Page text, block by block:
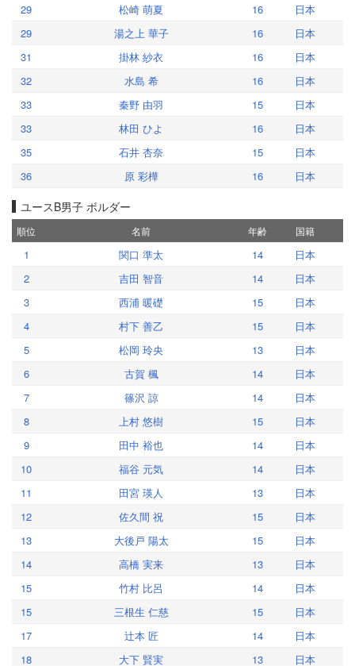
29
松崎 萌夏 16
日本
29
湯之上 華子 16
日本
31
掛林 紗衣 16
日本
32
水島 希 16
日本
33
秦野 由羽 15
日本
33
林田 ひよ 16
日本
35
石井 杏奈 15
日本
36
原 彩樺 16 日本
ユースB男子 ボルダー
順位 名前 年齢 国籍
1 関口 準太 14
日本
2
吉田 智音 14
日本
3
西浦 暖礎 15
日本
4
村下 善乙 15
日本
5
松岡 玲央 13
日本
6
古賀 楓 14
日本
7
篠沢 諒 14
日本
8
上村 悠樹 15
日本
9
田中 裕也 14
日本
10
福谷 元気 14
日本
11
田宮 瑛人 13
日本
12
佐久間 祝 15
日本
13
大後戸 陽太 15
日本
14
高橋 実来 13
日本
15
竹村 比呂 14
日本
15
三根生 仁慈 15
日本
17
辻本 匠 14
日本
18
大下 賢実 13
日本